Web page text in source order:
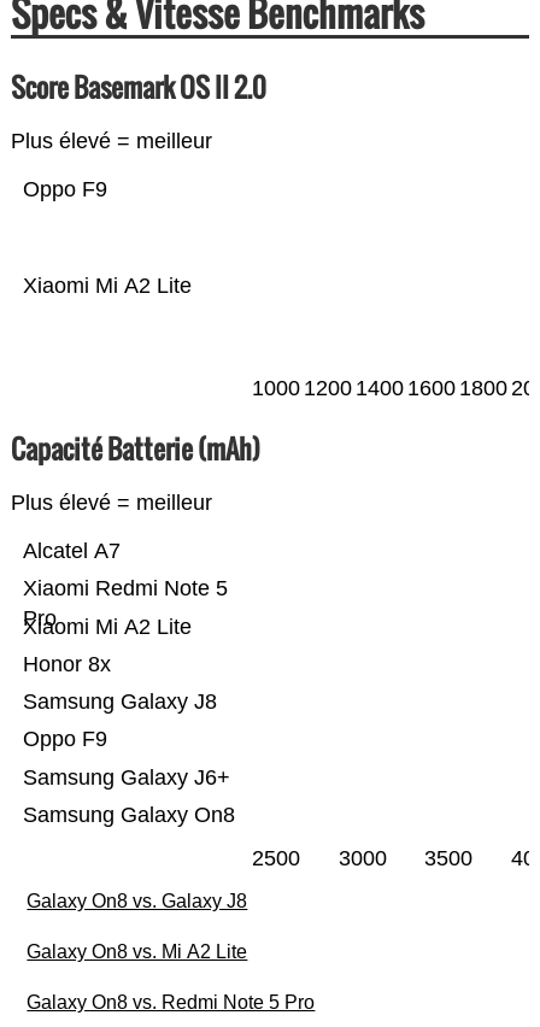
Specs & Vitesse Benchmarks
Score Basemark OS II 2.0
Plus élevé = meilleur
Xiaomi Mi A2 Lite
Oppo F9
1000 1200 1400 1600 1800
Capacité Batterie (mAh)
Plus élevé = meilleur
Samsung Galaxy On8
Samsung Galaxy J6+
Oppo F9
Samsung Galaxy J8
Honor 8x
Xiaomi Mi A2 Lite
Xiaomi Redmi Note 5
Pro
Alcatel A7
2500 3000 3500
Galaxy On8 vs. Galaxy J8
Galaxy On8 vs. Mi A2 Lite
Galaxy On8 vs. Redmi Note 5 Pro